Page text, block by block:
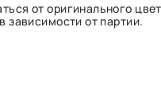
от оригинального
зависимости от партии.